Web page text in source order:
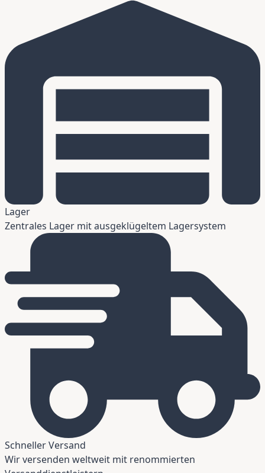
Lager
Zentrales Lager mit ausgeklügeltem Lagersystem
Schneller Versand
Wir versenden weltweit mit renommierten